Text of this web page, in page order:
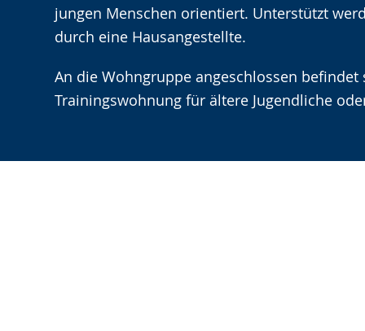
jungen Menschen orientiert. Unterstützt
durch eine Hausangestellte.
An die Wohngruppe angeschlossen befindet
Trainingswohnung für ältere Jugendliche